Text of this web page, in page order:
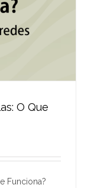
O Que
O Que
Funciona?